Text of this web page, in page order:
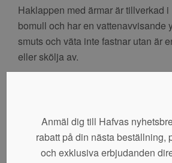
Haklappen med ärmar är tillverkad
bomull och har en vattenavvisande
smuts och väta inte fastnar utan är
eller skölja av.
Du kan enkelt fästa haklappen
Färg: Blå
Ålder: 6-24 mån
Anmäl dig till Hafvas
rabatt på din nästa beställning,
och exklusiva erbjudanden